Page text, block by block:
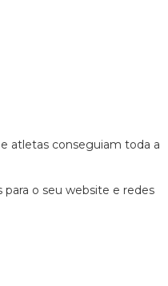
atletas conseguiam toda a
o seu website e redes